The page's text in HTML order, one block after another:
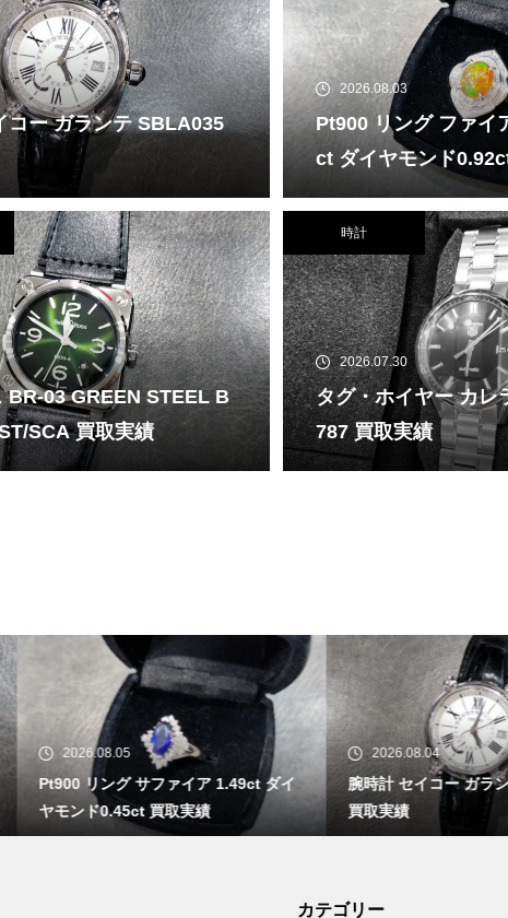
コー ガランテ SBLA035
2026.08.03
Pt900 リング ファイ
ct ダイヤモンド
BR-03 GREEN STEEL B
SCA 買取実績
時計
2026.07.30
タグ・ホイヤー カレ
787 買取実績
ファイア 1.49ct ダイ
買取実績
2026.08.04
腕時計 セイコー ガランテ SBLA035
買取実績
カテゴリー